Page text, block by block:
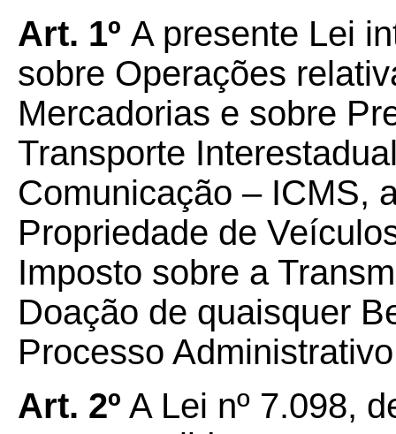
Art. 1º A presente Lei
sobre Operações
Mercadorias e sobre
Transporte
Comunicação – ICMS,
Propriedade de
Imposto sobre a
Doação de quaisquer
Processo
Art. 2º A Lei nº 7.098,